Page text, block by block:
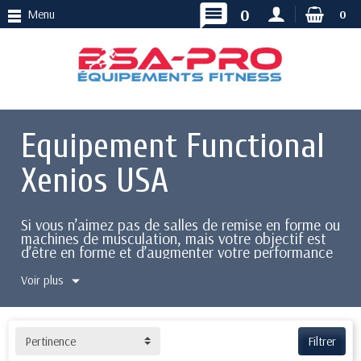
Menu 0
message 0
Equipement Functional
Xenios USA
Si vous n’aimez pas de salles de remise en forme ou
machines de musculation, mais votre objectif est
d’être en forme et d’augmenter votre performance
physique, l’entraînement fonctionnel est la
meilleure solution pour vous. L’un des plus grands
avantages de cet entraînement est de choisir votre
environnement d’entraînement : vous pouvez vous
l’extérieur. C’est parce que vous avez juste besoin
de quelques accessoires spécifiques d’équipement
Voir plus
Filtrer
Pertinence